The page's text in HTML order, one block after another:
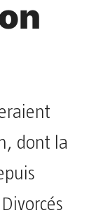
dont la